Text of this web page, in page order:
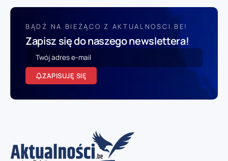
BĄDŹ NA BIEŻĄCO Z AKTUALNOSCI.BE!
Zapisz się do naszego newslettera!
ZAPISUJĘ SIĘ